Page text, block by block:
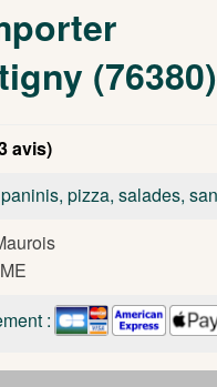
(76380)
avis)
pizza, salades,
: